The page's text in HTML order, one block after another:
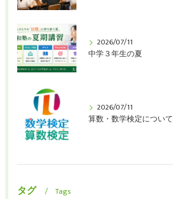
2026/07/11
中学３年生の夏
2026/07/11
算数・数学検定について
タグ Tags